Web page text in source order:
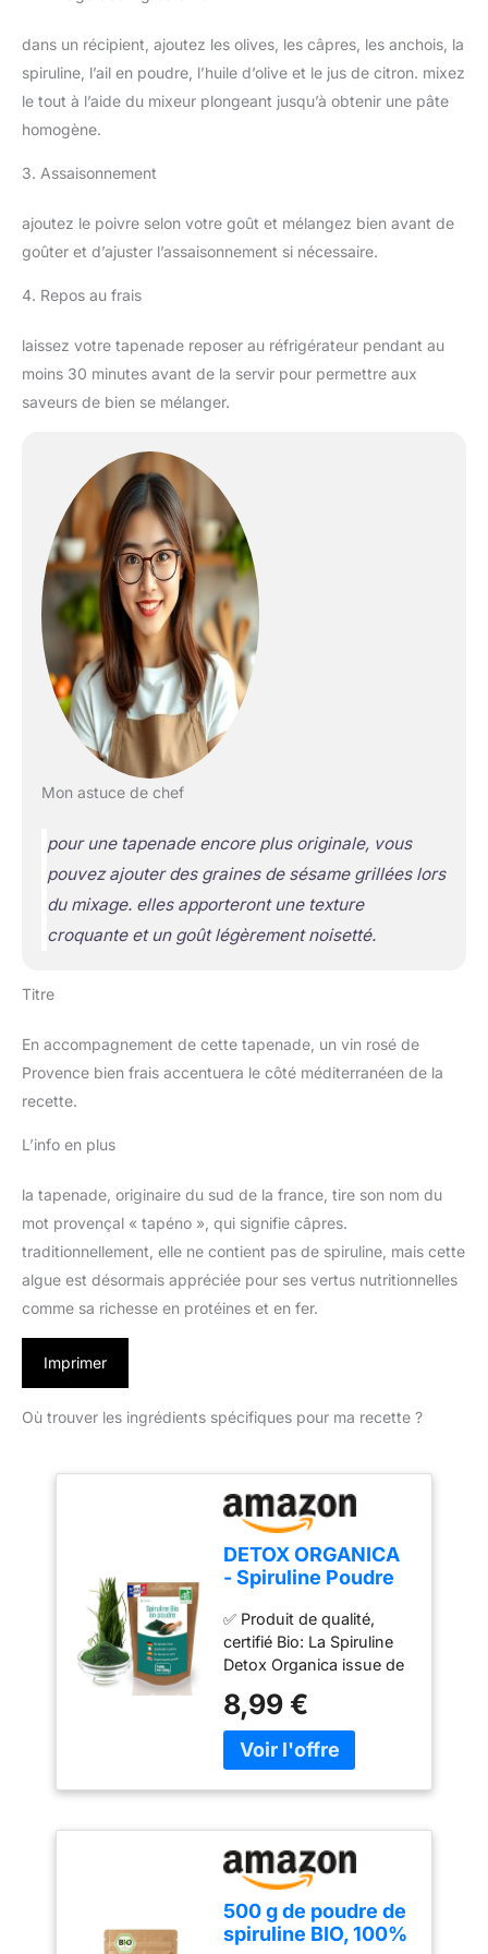
dans un récipient, ajoutez les olives, les câpres, les anchois, la
spiruline, l’ail en poudre, l’huile d’olive et le jus de citron. mixez
le tout à l’aide du mixeur plongeant jusqu’à obtenir une pâte
homogène.
3. Assaisonnement
ajoutez le poivre selon votre goût et mélangez bien avant de
goûter et d’ajuster l’assaisonnement si nécessaire.
4. Repos au frais
laissez votre tapenade reposer au réfrigérateur pendant au
moins 30 minutes avant de la servir pour permettre aux
saveurs de bien se mélanger.
Mon astuce de chef
pour une tapenade encore plus originale, vous
pouvez ajouter des graines de sésame grillées lors
du mixage. elles apporteront une texture
croquante et un goût légèrement noisetté.
Titre
En accompagnement de cette tapenade, un vin rosé de
Provence bien frais accentuera le côté méditerranéen de la
recette.
L’info en plus
la tapenade, originaire du sud de la france, tire son nom du
mot provençal « tapéno », qui signifie câpres.
traditionnellement, elle ne contient pas de spiruline, mais cette
algue est désormais appréciée pour ses vertus nutritionnelles
comme sa richesse en protéines et en fer.
Imprimer
Où trouver les ingrédients spécifiques pour ma recette ?
DETOX ORGANICA
- Spiruline Poudre
Poudre Naturelle
✅ Produit de qualité,
certifié Bio: La Spiruline
Detox Organica issue de
possède une
composition
nutritionnelle unique.
est garantie sans
pesticides, sans OGM,
sans métaux lourds et
sans excipients. ✅
Spiruline Bio, vegan:
Considérée comme un
8,99 €
500 g de poudre de
spiruline BIO, 100%